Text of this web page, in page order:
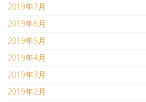
2019年7月
2019年6月
2019年5月
2019年4月
2019年3月
2019年2月